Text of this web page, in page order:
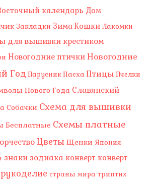
календарь Дом
Закладки Зима Кошки Лакомки
для вышивки крестиком
Новогодние птички Новогодние
Год Парусник Пасха Птицы Пчелки
Нового Года Славянский
Собачки Схема для вышивки
Бесплатные Схемы платные
Цветы Щенки Япония
знаки зодиака конверт конверт
рукоделие страны мира триптих